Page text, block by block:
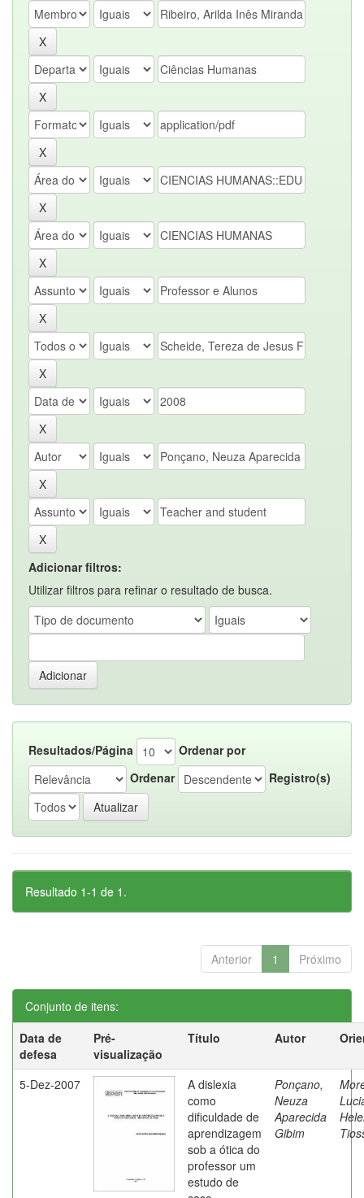
Adicionar filtros:
Utilizar filtros para refinar o resultado de busca.
Resultados/Página
Ordenar por
Ordenar
Registro(s)
Resultado 1-1 de 1.
Anterior 1 Próximo
Conjunto de itens:
Data de
defesa
Pré-
visualização
Título Autor
5-Dez-2007
A dislexia
como
dificuldade de
aprendizagem
sob a ótica do
professor um
estudo de
Ponçano,
Neuza
Aparecida
Gibim